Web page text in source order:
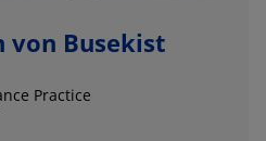
von Busekist
Practice